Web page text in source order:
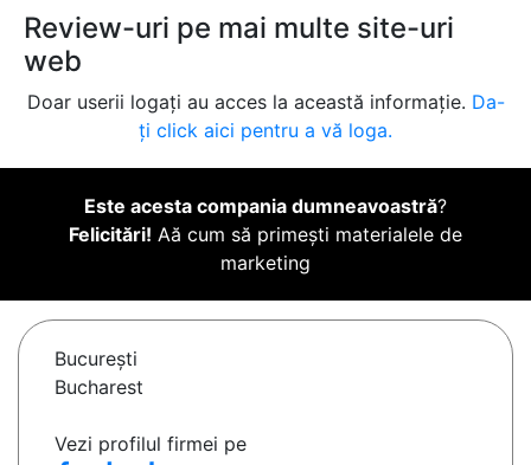
Review-uri pe mai multe site-uri
web
Doar userii logați au acces la această informație. Da-
ți click aici pentru a vă loga.
Este acesta compania dumneavoastră?
Felicitări! Aă cum să primești materialele de
marketing
Bucureşti
Bucharest
Vezi profilul firmei pe